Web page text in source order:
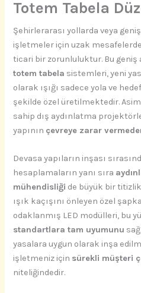
Totem Tabela
Şehirlerarası yollarda veya
işletmeler için uzak
ticari bir zorunluluktur. Bu geniş
totem tabela sistemleri, yeni
olarak ışığı sadece yola ve
şekilde özel üretilmektedir.
sahip dış aydınlatma
yapının çevreye zarar
Devasa yapıların inşası
hesaplamaların yanı sıra
mühendisliği de büyük bir
ışık kaçışını önleyen özel
odaklanmış LED modülleri, bu
standartlara tam uyumunu
yasalara uygun olarak inşa
işletmeniz için sürekli müşteri
niteliğindedir.